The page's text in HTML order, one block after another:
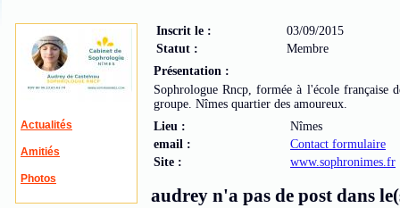
Actualités
Amitiés
Photos
Inscrit le :
03/09/2015
Statut :
Membre
Présentation :
Sophrologue Rncp, formée à l'école française
groupe. Nîmes quartier des amoureux.
Lieu :
Nîmes
email :
Contact formulaire
Site :
www.sophronimes.fr
audrey n'a pas de post dans